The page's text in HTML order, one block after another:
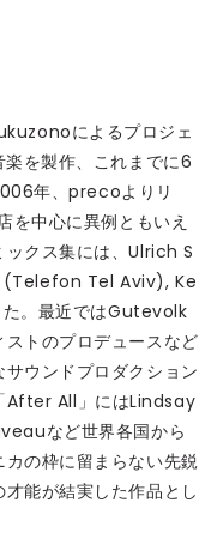
によるプロジェ
を製作、これまでに6
年、precoよりリ
を中心に異例ともいえ
ックス集には、Ulrich S
Tel Aviv), Ke
。最近ではGutevolk
トのプロデュースなど
ウンドプロダクション
After All」にはLindsay
など世界各国から
の枠に留まらない先鋭
能が結実した作品とし